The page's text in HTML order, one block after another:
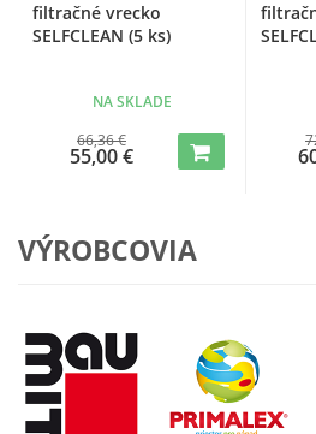
filtračné vrecko
SELFCLEAN (5 ks)
NA SKLADE
66,36 €
55,00 €
VÝROBCOVIA